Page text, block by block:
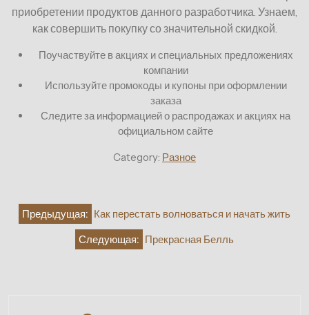
приобретении продуктов данного разработчика. Узнаем,
как совершить покупку со значительной скидкой.
Поучаствуйте в акциях и специальных предложениях
компании
Используйте промокоды и купоны при оформлении
заказа
Следите за информацией о распродажах и акциях на
официальном сайте
Category: Разное
Навигация
по
записям
Предыдущая: Как перестать волноваться и начать жить
Следующая: Прекрасная Белль